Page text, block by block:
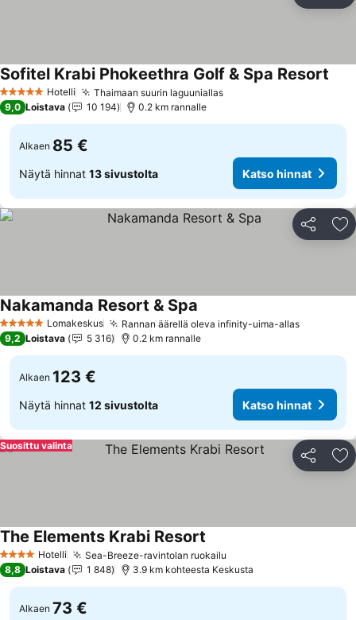
5 Tähtiluokitus
Hotelli Thaimaan suurin laguuniallasKatso hinnat
Sofitel Krabi Phokeethra Golf & Spa Resort
9,0 Loistava 10 194 0.2 km rannalle
Alkaen 85 €
Näytä hinnat 13 sivustolta Katso hinnat
Jaa
5 TähtiluokitusLomakeskus Rannan äärellä oleva infinity-uima-allasKatso
Nakamanda Resort & Spa
9,2 Loistava 5 316 0.2 km rannalle
Alkaen 123 €
Näytä hinnat 12 sivustolta Katso hinnat
Jaa
Suosittu valinta
4 Tähtiluokitus
Hotelli Sea-Breeze-ravintolan ruokailu
The Elements Krabi Resort
8,8 Loistava 1 848 3.9 km kohteesta Keskusta
Alkaen 73 €